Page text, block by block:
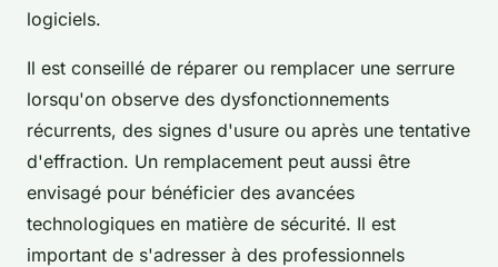
logiciels.
Il est conseillé de réparer ou remplacer une serrure
lorsqu'on observe des dysfonctionnements
récurrents, des signes d'usure ou après une tentative
d'effraction. Un remplacement peut aussi être
envisagé pour bénéficier des avancées
technologiques en matière de sécurité. Il est
important de s'adresser à des professionnels